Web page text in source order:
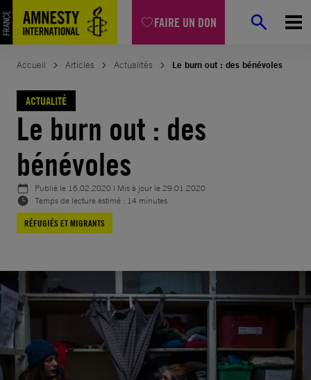
FAIRE UN DON
Aller
au
contenu
Accueil Articles Actualités Le burn out : des bénévoles
ACTUALITÉ
Le burn out : des
bénévoles
Publié le 16.02.2020 | Mis à jour le29.01.2020
Temps de lecture estimé : 14 minutes
RÉFUGIÉS ET MIGRANTS